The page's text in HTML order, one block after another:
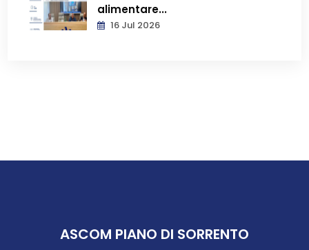
alimentare...
16 Jul 2026
ASCOM PIANO DI SORRENTO